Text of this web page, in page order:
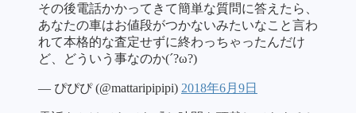
その後電話かかってきて簡単な質問に答えたら、
あなたの車はお値段がつかないみたいなこと言わ
れて本格的な査定せずに終わっちゃったんだけ
ど、どういう事なのか(´?ω?)
— ぴぴぴ (@mattaripipipi) 2018年6月9日